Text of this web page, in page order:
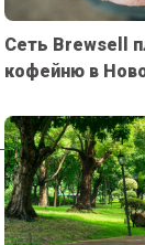
Сеть Brewsell
кофейню в